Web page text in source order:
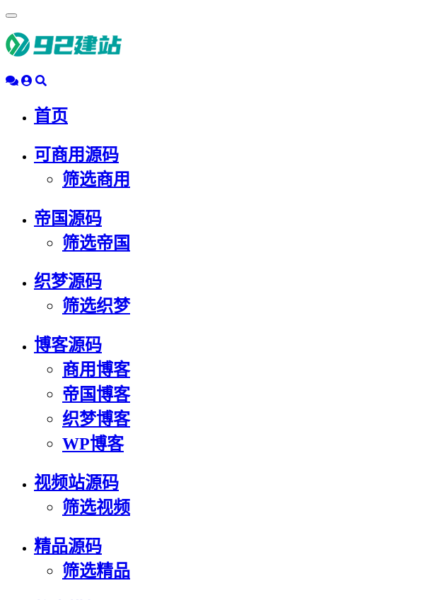
动
导
首页
可商用源码
筛选商用
帝国源码
筛选帝国
织梦源码
筛选织梦
博客源码
商用博客
帝国博客
织梦博客
WP博客
视频站源码
筛选视频
精品源码
筛选精品